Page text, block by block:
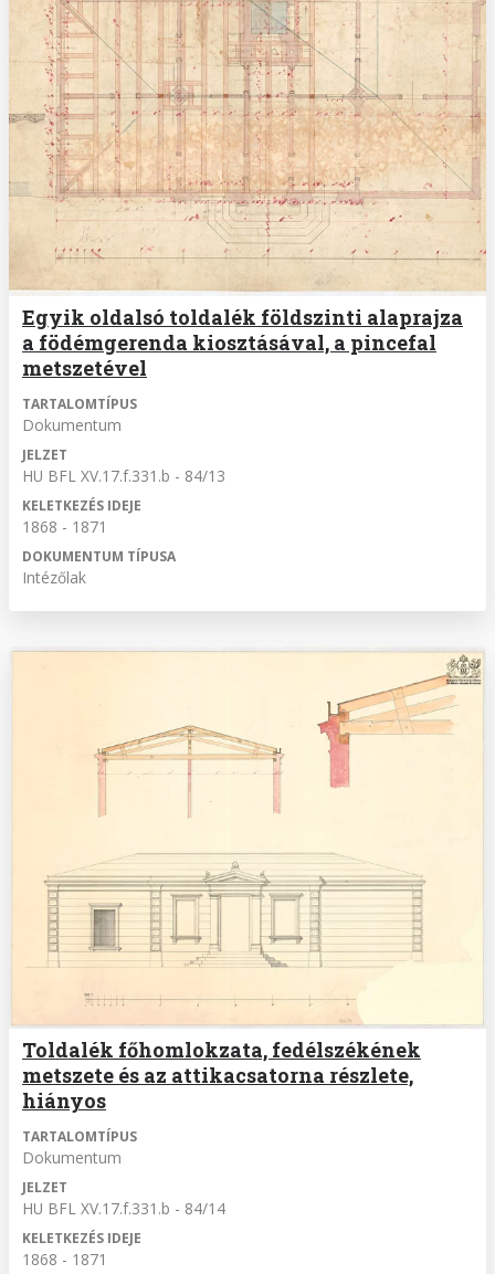
Egyik oldalsó toldalék földszinti alaprajza
a födémgerenda kiosztásával, a pincefal
metszetével
TARTALOMTÍPUS
Dokumentum
JELZET
HU BFL XV.17.f.331.b - 84/13
KELETKEZÉS IDEJE
1868 - 1871
DOKUMENTUM TÍPUSA
Intézőlak
Toldalék főhomlokzata, fedélszékének
metszete és az attikacsatorna részlete,
hiányos
TARTALOMTÍPUS
Dokumentum
JELZET
HU BFL XV.17.f.331.b - 84/14
KELETKEZÉS IDEJE
1868 - 1871